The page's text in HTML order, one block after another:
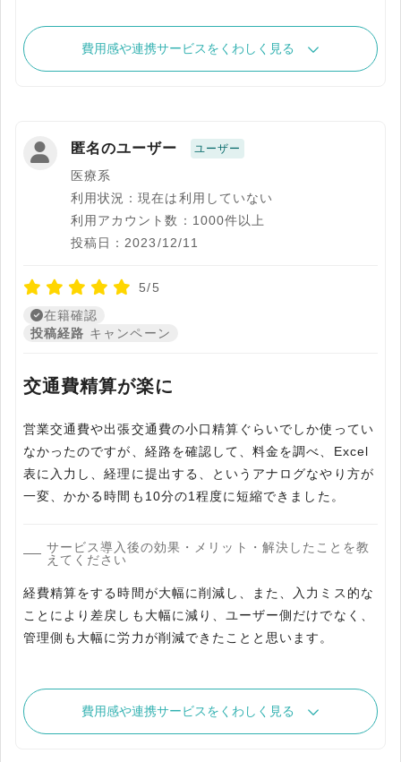
費用感や連携サービスをくわしく見る
匿名のユーザー ユーザー
医療系
利用状況：現在は利用していない
利用アカウント数：1000件以上
投稿日：2023/12/11
5/5
在籍確認
投稿経路 キャンペーン
交通費精算が楽に
営業交通費や出張交通費の小口精算ぐらいでしか使ってい
なかったのですが、経路を確認して、料金を調べ、Excel
表に入力し、経理に提出する、というアナログなやり方が
一変、かかる時間も10分の1程度に短縮できました。
サービス導入後の効果・メリット・解決したことを教
えてください
経費精算をする時間が大幅に削減し、また、入力ミス的な
ことにより差戻しも大幅に減り、ユーザー側だけでなく、
管理側も大幅に労力が削減できたことと思います。
費用感や連携サービスをくわしく見る